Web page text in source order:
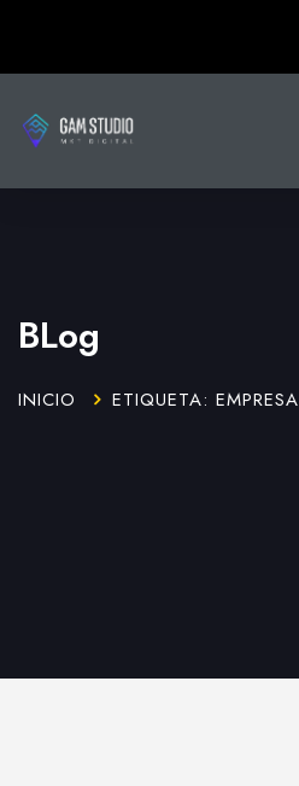
BLog
INICIO ETIQUETA: EMPRESA